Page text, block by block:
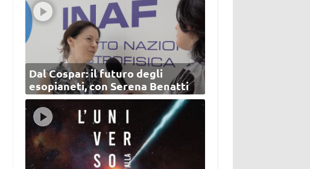
Dal Cospar: il futuro degli
esopianeti, con Serena Benatti